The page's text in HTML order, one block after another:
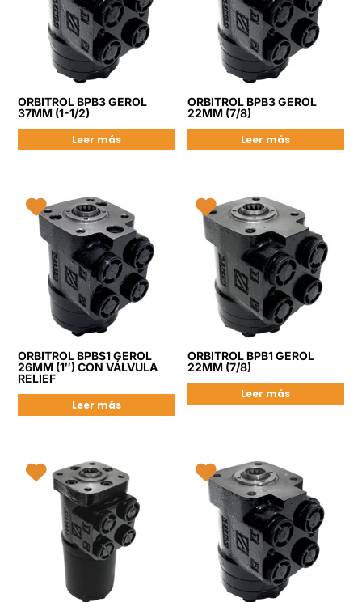
ORBITROL BPB3 GEROL
37MM (1-1/2)
Leer más
ORBITROL BPB3 GEROL
22MM (7/8)
Leer más
ORBITROL BPBS1 GEROL
26MM (1″) CON VÁLVULA
RELIEF
Leer más
ORBITROL BPB1 GEROL
22MM (7/8)
Leer más